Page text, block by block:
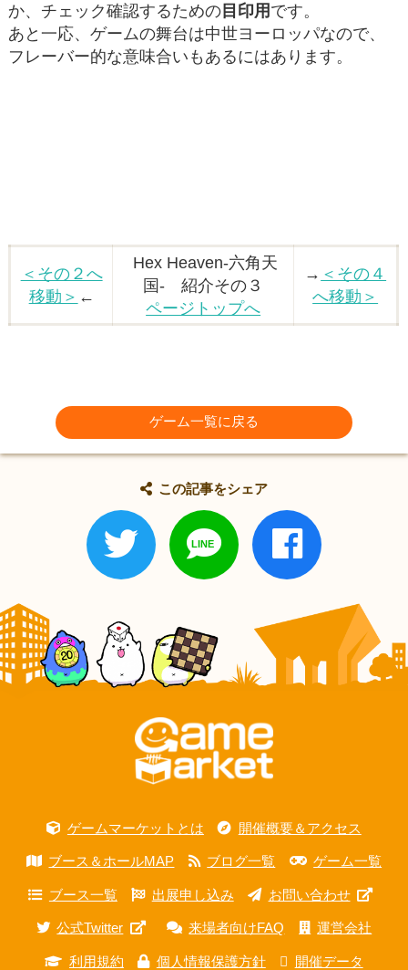
か、チェック確認するための目印用です。
あと一応、ゲームの舞台は中世ヨーロッパなので、
フレーバー的な意味合いもあるにはあります。
＜その２へ
移動＞ ←
Hex Heaven-六角天
国- 紹介その３
ページトップへ
→ ＜その４
へ移動＞
ゲーム一覧に戻る
この記事をシェア
ゲームマーケットとは 開催概要＆アクセス
ブース＆ホールMAP ブログ一覧 ゲーム一覧
ブース一覧 出展申し込み お問い合わせ
公式Twitter 来場者向けFAQ 運営会社
利用規約 個人情報保護方針 開催データ